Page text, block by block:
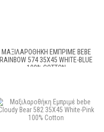
ΜΑΞΙΛΑΡΟΘΉΚΗ ΕΜΠΡΙΜΈ BEBE
RAINBOW 574 35X45 WHITE-BLUE
100% COTTON